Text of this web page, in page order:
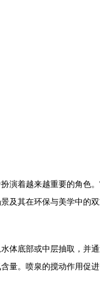
演着越来越重要的角色
及其在环保与美学中的双
体底部或中层抽取，并
量。喷泉的搅动作用促